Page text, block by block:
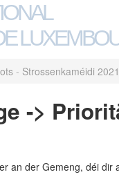
- Strossenkaméidi
->
an der Gemeng, déi